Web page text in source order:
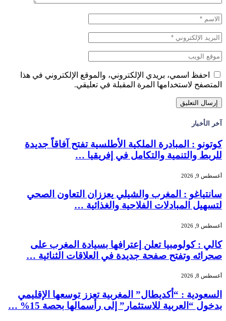
احفظ اسمي، بريدي الإلكتروني، والموقع الإلكتروني في هذا
المتصفح لاستخدامها المرة المقبلة في تعليقي.
آخر الأخبار
كوتونو : المبادرة الملكية الأطلسية تفتح آفاقاً جديدة
للربط والتنمية والتكامل في إفريقيا …
أغسطس 9, 2026
سانتياغو : المغرب والشيلي يعززان التعاون الصحي
لتسهيل المبادلات الفلاحية والغذائية …
أغسطس 9, 2026
كالي : كولومبيا تعلن إعترافها بسيادة المغرب على
صحرائه وتفتح صفحة جديدة في العلاقات الثنائية …
أغسطس 8, 2026
السعودية : “أكديطال” المغربية تعزز توسعها الإقليمي
بدخول “العربية للاستثمار” إلى رأسمالها بحصة 15% …